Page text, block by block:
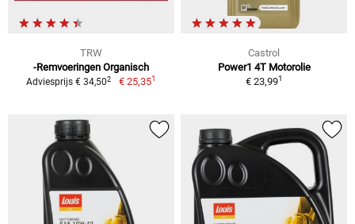
TRW
-Remvoeringen Organisch
Adviesprijs € 34,502 € 25,351
Castrol
Power1 4T Motorolie
€ 23,991